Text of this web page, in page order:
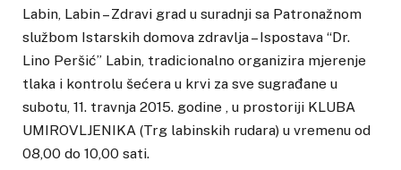
Labin, Labin – Zdravi grad u suradnji sa Patronažnom
službom Istarskih domova zdravlja – Ispostava “Dr.
Lino Peršić” Labin, tradicionalno organizira mjerenje
tlaka i kontrolu šećera u krvi za sve sugrađane u
subotu, 11. travnja 2015. godine , u prostoriji KLUBA
UMIROVLJENIKA (Trg labinskih rudara) u vremenu od
08,00 do 10,00 sati.